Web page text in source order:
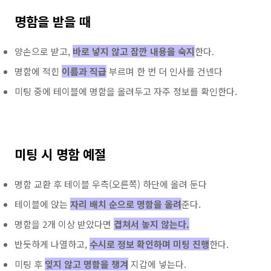
명함을 받을 때
양손으로 받고, 바로 넣지 않고 잠깐 내용을 숙지한다.
명함에 적힌 이름과 직급 부르며 한 번 더 인사를 건넨다
미팅 중에 테이블에 명함을 올려두고 자주 정보를 확인한다.
미팅 시 명함 예절
명함 교환 후 테이블 우측(오른쪽) 하단에 올려 둔다
테이블에 앉는 자리 배치 순으로 명함을 올려준다.
명함을 2개 이상 받았다면 겹쳐서 놓지 않는다.
반듯하게 나열하고, 수시로 정보 확인하며 미팅 진행한다.
미팅 후 잊지 않고 명함을 챙겨 지갑에 넣는다.